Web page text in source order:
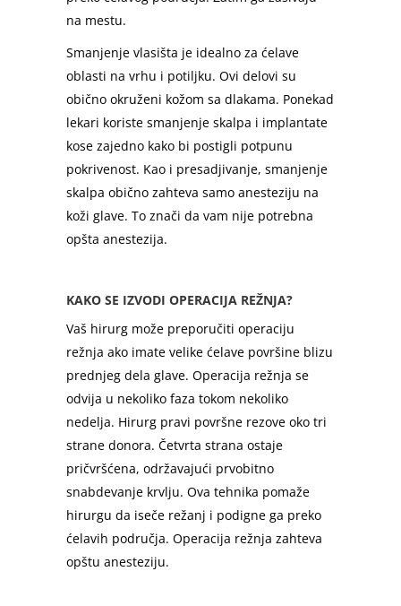
na mestu.
Smanjenje vlasišta je idealno za ćelave
oblasti na vrhu i potiljku. Ovi delovi su
obično okruženi kožom sa dlakama. Ponekad
lekari koriste smanjenje skalpa i implantate
kose zajedno kako bi postigli potpunu
pokrivenost. Kao i presadjivanje, smanjenje
skalpa obično zahteva samo anesteziju na
koži glave. To znači da vam nije potrebna
opšta anestezija.
KAKO SE IZVODI OPERACIJA REŽNJA?
Vaš hirurg može preporučiti operaciju
režnja ako imate velike ćelave površine blizu
prednjeg dela glave. Operacija režnja se
odvija u nekoliko faza tokom nekoliko
nedelja. Hirurg pravi površne rezove oko tri
strane donora. Četvrta strana ostaje
pričvršćena, održavajući prvobitno
snabdevanje krvlju. Ova tehnika pomaže
hirurgu da iseče režanj i podigne ga preko
ćelavih područja. Operacija režnja zahteva
opštu anesteziju.